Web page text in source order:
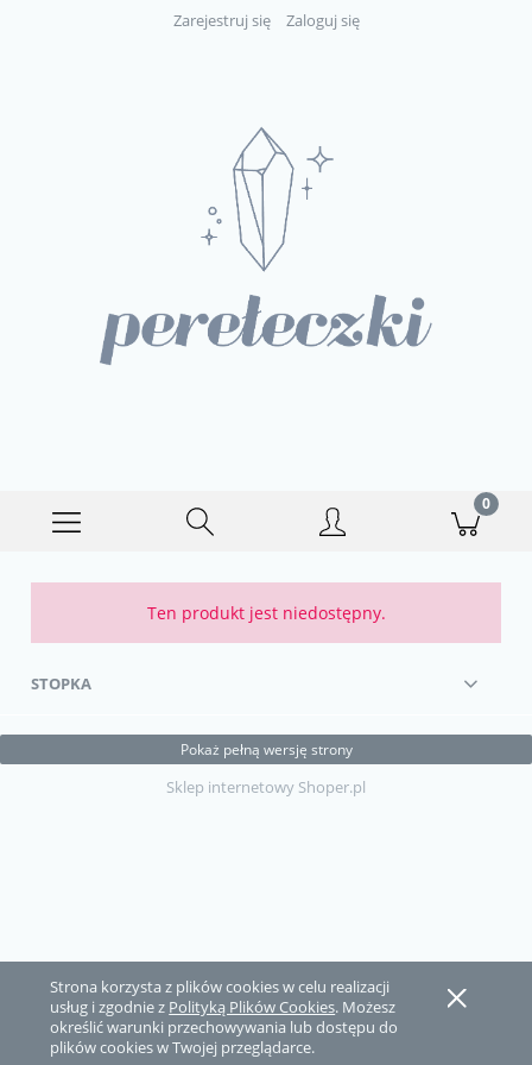
Strona korzysta z plików cookies w celu realizacji
usług i zgodnie z Polityką Plików Cookies. Możesz
określić warunki przechowywania lub dostępu do
plików cookies w Twojej przeglądarce.
Zarejestruj się Zaloguj się
Ten produkt jest niedostępny.
STOPKA
Pokaż pełną wersję strony
Sklep internetowy Shoper.pl